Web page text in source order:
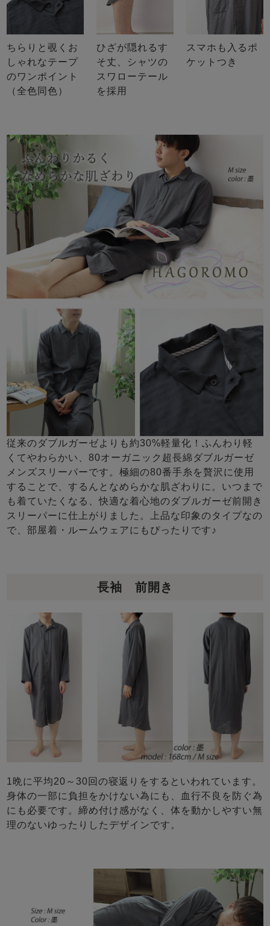
ちらりと覗くお
しゃれなテープ
のワンポイント
（全色同色）
ひざが隠れるす
そ丈、シャツの
スワローテール
を採用
スマホも入るポ
ケットつき
従来のダブルガーゼよりも約30%軽量化！ふんわり軽
くてやわらかい、80オーガニック超長綿ダブルガーゼ
メンズスリーパーです。極細の80番手糸を贅沢に使用
することで、するんとなめらかな肌ざわりに。いつまで
も着ていたくなる、快適な着心地のダブルガーゼ前開き
スリーパーに仕上がりました。上品な印象のタイプなの
で、部屋着・ルームウェアにもぴったりです♪
長袖 前開き
1晩に平均20～30回の寝返りをするといわれています。
身体の一部に負担をかけない為にも、血行不良を防ぐ為
にも必要です。締め付け感がなく、体を動かしやすい無
理のないゆったりしたデザインです。